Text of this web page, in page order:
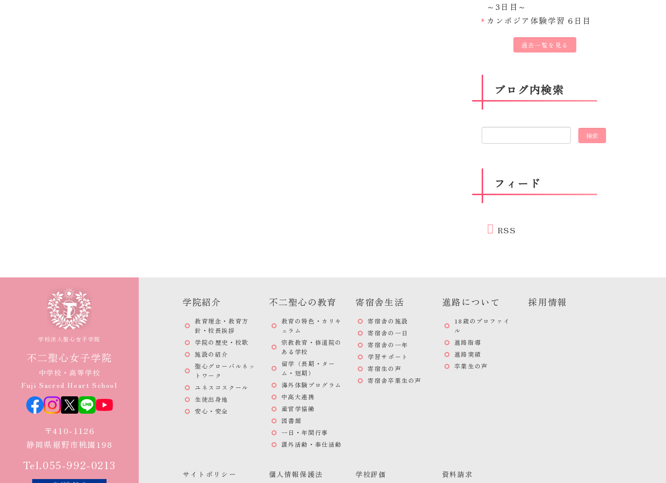
～3日目～
カンボジア体験学習 6日目
過去一覧を見る
ブログ内検索
フィード
RSS
学校法人聖心女子学院
不二聖心女子学院
中学校・高等学校
Fuji Sacred Heart School
〒410-1126
静岡県裾野市桃園198
Tel.055-992-0213
学院紹介
教育理念・教育方
針・校長挨拶
学院の歴史・校歌
施設の紹介
聖心グローバルネッ
トワーク
ユネスコスクール
生徒出身地
安心・安全
不二聖心の教育
教育の特色・カリキ
ュラム
宗教教育・修道院の
ある学校
留学（長期・ター
ム・短期）
海外体験プログラム
中高大連携
産官学協働
図書館
一日・年間行事
課外活動・奉仕活動
寄宿舎生活
寄宿舎の施設
寄宿舎の一日
寄宿舎の一年
学習サポート
寄宿生の声
寄宿舎卒業生の声
進路について
18歳のプロファイ
ル
進路指導
進路実績
卒業生の声
採用情報
サイトポリシー 個人情報保護法 学校評価 資料請求